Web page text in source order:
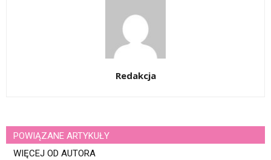
Redakcja
POWIĄZANE ARTYKUŁY
WIĘCEJ OD AUTORA